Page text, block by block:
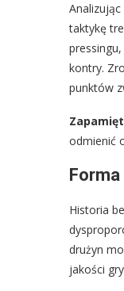
taktykę
kontry.
punktów
odmienić
Historia
drużyn
jakości